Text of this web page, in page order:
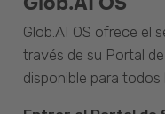
Glob.AI OS ofrece el
través de su Portal
disponible para